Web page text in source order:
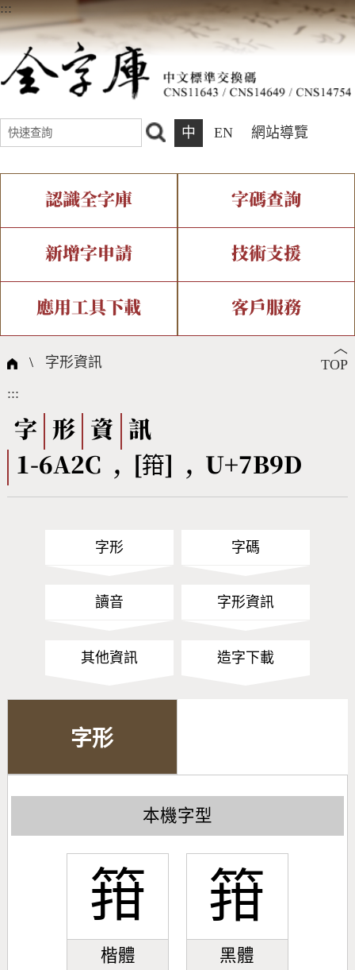
:::
中 EN 網站導覽
認識全字庫
全字庫介紹 全字庫現況
中文碼介紹 專有名詞介紹
國際字碼相關組織
字碼查詢
IDS查詢 部件查詢
複合查詢 注音查詢
筆畫查詢
筆順序查詢
CNS查詢 Unicode查詢
新增字申請
新字申請處理流程
技術支援
字形即時顯示 造字解決方案
全字庫授權 轉碼Web Service
應用工具下載
個人電腦造字處理工具
字形下載
客戶服務
問題集
熱門查詢統計
︿
TOP
\ 字形資訊
:::
字 形 資
訊
1-6A2C , [箝] , U+7B9D
字形 字碼
讀音 字形資訊
其他資訊 造字下載
字形
本機字型
箝
楷體
箝
黑體